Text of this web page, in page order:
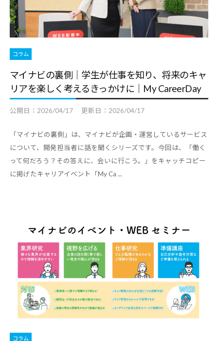
コラム
マイナビの裏側｜学生が仕事を知り、将来のキャ
リアを楽しく考えるきっかけに｜My CareerDay
公開日： 2026/04/17 更新日： 2026/04/17
「マイナビの裏側」は、マイナビが企画・運営しているサービス
について、開発担当者に話を聞くシリーズです。今回は、「働く
って何だろう？その答えに、会いに行こう。」をキャッチコピー
に掲げたキャリアイベント「My Ca ...
コラム